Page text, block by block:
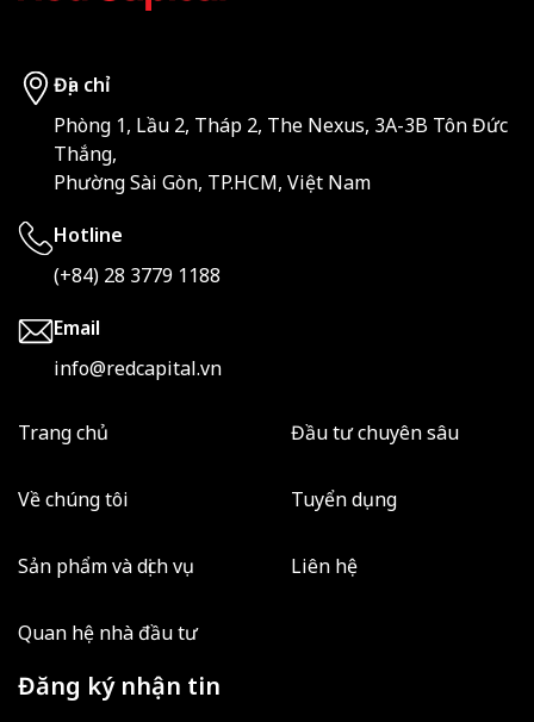
Địa chỉ
Phòng 1, Lầu 2, Tháp 2, The Nexus, 3A-3B Tôn Đức
Thắng,
Phường Sài Gòn, TP.HCM, Việt Nam
Hotline
(+84) 28 3779 1188
Email
info@redcapital.vn
Trang chủ
Về chúng tôi
Sản phẩm và dịch vụ
Quan hệ nhà đầu tư
Đầu tư chuyên sâu
Tuyển dụng
Liên hệ
Đăng ký nhận tin